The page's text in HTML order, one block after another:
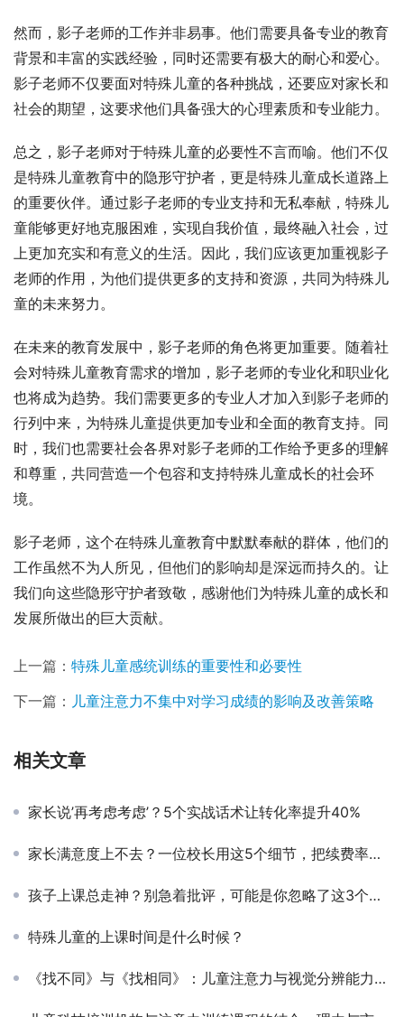
然而，影子老师的工作并非易事。他们需要具备专业的教育
背景和丰富的实践经验，同时还需要有极大的耐心和爱心。
影子老师不仅要面对特殊儿童的各种挑战，还要应对家长和
社会的期望，这要求他们具备强大的心理素质和专业能力。
总之，影子老师对于特殊儿童的必要性不言而喻。他们不仅
是特殊儿童教育中的隐形守护者，更是特殊儿童成长道路上
的重要伙伴。通过影子老师的专业支持和无私奉献，特殊儿
童能够更好地克服困难，实现自我价值，最终融入社会，过
上更加充实和有意义的生活。因此，我们应该更加重视影子
老师的作用，为他们提供更多的支持和资源，共同为特殊儿
童的未来努力。
在未来的教育发展中，影子老师的角色将更加重要。随着社
会对特殊儿童教育需求的增加，影子老师的专业化和职业化
也将成为趋势。我们需要更多的专业人才加入到影子老师的
行列中来，为特殊儿童提供更加专业和全面的教育支持。同
时，我们也需要社会各界对影子老师的工作给予更多的理解
和尊重，共同营造一个包容和支持特殊儿童成长的社会环
境。
影子老师，这个在特殊儿童教育中默默奉献的群体，他们的
工作虽然不为人所见，但他们的影响却是深远而持久的。让
我们向这些隐形守护者致敬，感谢他们为特殊儿童的成长和
发展所做出的巨大贡献。
上一篇： 特殊儿童感统训练的重要性和必要性
下一篇： 儿童注意力不集中对学习成绩的影响及改善策略
相关文章
家长说’再考虑考虑’？5个实战话术让转化率提升40%
家长满意度上不去？一位校长用这5个细节，把续费率做到了92%
孩子上课总走神？别急着批评，可能是你忽略了这3个关键信号
特殊儿童的上课时间是什么时候？
《找不同》与《找相同》：儿童注意力与视觉分辨能力的训练利器